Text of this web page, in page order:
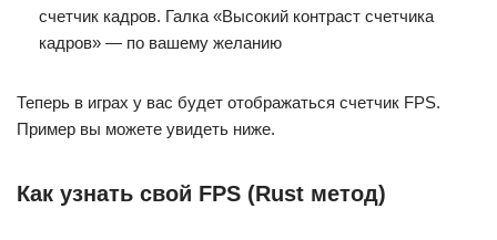
счетчик кадров. Галка «Высокий контраст счетчика
кадров» — по вашему желанию
Теперь в играх у вас будет отображаться счетчик FPS.
Пример вы можете увидеть ниже.
Как узнать свой FPS (Rust метод)